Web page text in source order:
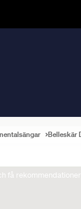
få
Belleskär